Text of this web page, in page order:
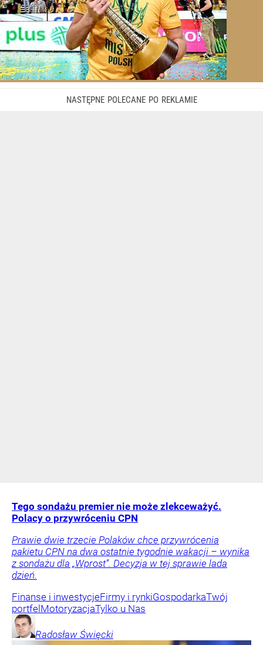
Tego sondażu premier nie może zlekceważyć.
Polacy o przywróceniu CPN
Prawie dwie trzecie Polaków chce przywrócenia
pakietu CPN na dwa ostatnie tygodnie wakacji – wynika
z sondażu dla „Wprost”. Decyzja w tej sprawie lada
dzień.
Finanse i inwestycjeFirmy i rynkiGospodarkaTwój
portfelMotoryzacjaTylko u Nas
Radosław Święcki